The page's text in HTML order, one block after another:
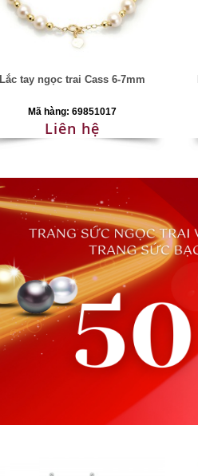
Lắc tay ngọc trai Cass 6-7mm
Mã hàng: 69851017
Liên hệ